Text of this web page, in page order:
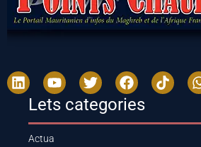
Lets categories
Actua